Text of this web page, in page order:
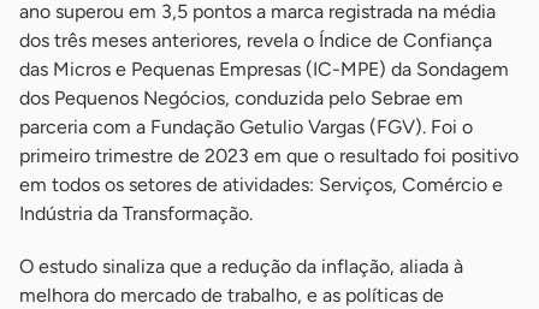
ano superou em 3,5 pontos a marca registrada na média
dos três meses anteriores, revela o Índice de Confiança
das Micros e Pequenas Empresas (IC-MPE) da Sondagem
dos Pequenos Negócios, conduzida pelo Sebrae em
parceria com a Fundação Getulio Vargas (FGV). Foi o
primeiro trimestre de 2023 em que o resultado foi positivo
em todos os setores de atividades: Serviços, Comércio e
Indústria da Transformação.
O estudo sinaliza que a redução da inflação, aliada à
melhora do mercado de trabalho, e as políticas de